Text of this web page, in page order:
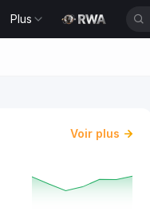
Plus
Voir plus